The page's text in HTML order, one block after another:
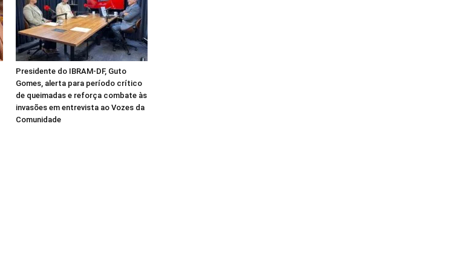
Presidente do IBRAM-DF, Guto
Gomes, alerta para período crítico
de queimadas e reforça combate às
invasões em entrevista ao Vozes da
Comunidade